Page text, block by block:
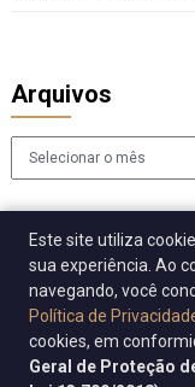
Arquivos
Arquivos
© 2026 Sincomavi
Este site utiliza
sua experiência. Ao
navegando, você
Política de
cookies, em
Geral de Proteção